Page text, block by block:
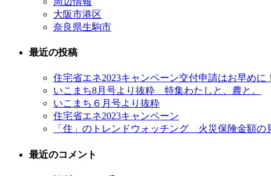
大阪市港区
奈良県生駒市
最近の投稿
住宅省エネ2023キャンペーン交付申請はお早めに！
いこまち8月号より抜粋 特集わたしと、農と。
いこまち６月号より抜粋
住宅省エネ2023キャンペーン
「住」のトレンドウォッチング 火災保険金額の
最近のコメント